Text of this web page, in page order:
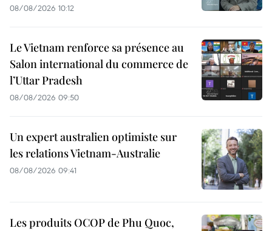
08/08/2026 10:12
Le Vietnam renforce sa présence au
Salon international du commerce de
l’Uttar Pradesh
08/08/2026 09:50
Un expert australien optimiste sur
les relations Vietnam-Australie
08/08/2026 09:41
Les produits OCOP de Phu Quoc,